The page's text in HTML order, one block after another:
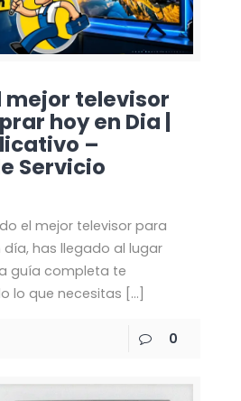
mejor televisor
hoy en Dia |
–
Servicio
el mejor televisor para
has llegado al lugar
guía completa te
lo que necesitas […]
0